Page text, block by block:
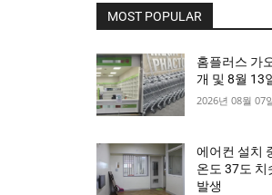
MOST POPULAR
홈플러스 가
개 및 8월 13
2026년 08월 07
에어컨 설치
온도 37도 치
발생